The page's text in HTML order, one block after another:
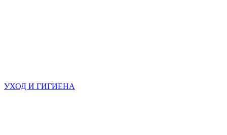
УХОД И ГИГИЕНА